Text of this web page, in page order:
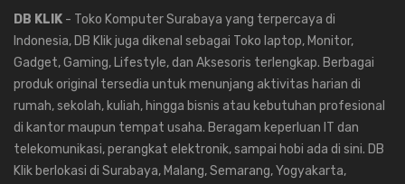
DB KLIK - Toko Komputer Surabaya yang terpercaya di
Indonesia, DB Klik juga dikenal sebagai Toko laptop, Monitor,
Gadget, Gaming, Lifestyle, dan Aksesoris terlengkap. Berbagai
produk original tersedia untuk menunjang aktivitas harian di
rumah, sekolah, kuliah, hingga bisnis atau kebutuhan profesional
di kantor maupun tempat usaha. Beragam keperluan IT dan
telekomunikasi, perangkat elektronik, sampai hobi ada di sini. DB
Klik berlokasi di Surabaya, Malang, Semarang, Yogyakarta,